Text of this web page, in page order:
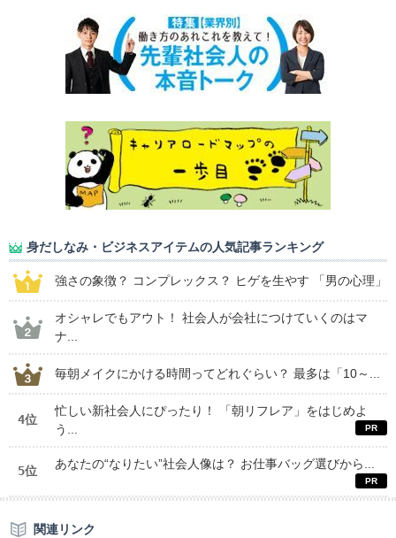
身だしなみ・ビジネスアイテムの人気記事ランキング
強さの象徴？ コンプレックス？ ヒゲを生やす 「男の心理」
オシャレでもアウト！ 社会人が会社につけていくのはマ
ナ...
毎朝メイクにかける時間ってどれぐらい？ 最多は「10～...
4位
忙しい新社会人にぴったり！ 「朝リフレア」をはじめよ
う...
5位 あなたの“なりたい”社会人像は？ お仕事バッグ選びから...
関連リンク